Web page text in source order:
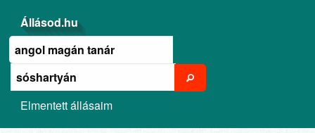
Állásod.hu
Elmentett állásaim